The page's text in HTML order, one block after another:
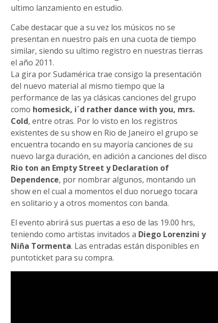
ultimo lanzamiento en estudio.
Cabe destacar que a su vez los músicos no se
presentan en nuestro país en una cuota de tiempo
similar, siendo su ultimo registro en nuestras tierras
el año 2011.
La gira por Sudamérica trae consigo la presentación
del nuevo material al mismo tiempo que la
performance de las ya clásicas canciones del grupo
como homesick, i´d rather dance with you, mrs.
Cold, entre otras. Por lo visto en los registros
existentes de su show en Rio de Janeiro el grupo se
encuentra tocando en su mayoría canciones de su
nuevo larga duración, en adición a canciones del disco
Rio ton an Empty Street y Declaration of
Dependence, por nombrar algunos, montando un
show en el cual a momentos el duo noruego tocara
en solitario y a otros momentos con banda.
El evento abrirá sus puertas a eso de las 19.00 hrs,
teniendo como artistas invitados a Diego Lorenzini y
Niña Tormenta. Las entradas están disponibles en
puntoticket para su compra.